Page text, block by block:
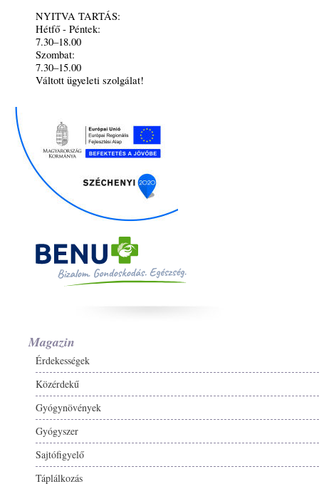
NYITVA TARTÁS:
Hétfő - Péntek:
7.30–18.00
Szombat:
7.30–15.00
Váltott ügyeleti szolgálat!
Magazin
Érdekességek
Közérdekű
Gyógynövények
Gyógyszer
Sajtófigyelő
Táplálkozás